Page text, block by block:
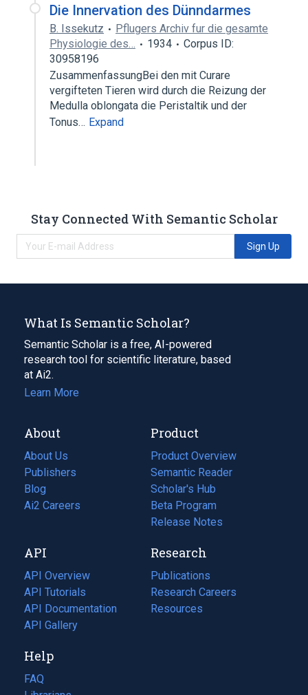
Die Innervation des Dünndarmes
B. Issekutz
Pflugers Archiv fur die gesamte
Physiologie des…
1934
Corpus ID:
30958196
ZusammenfassungBei den mit Curare
vergifteten Tieren wird durch die Reizung der
Medulla oblongata die Peristaltik und der
Tonus… Expand
Stay Connected With Semantic Scholar
Sign Up
What Is Semantic Scholar?
Semantic Scholar is a free, AI-powered
research tool for scientific literature, based
at Ai2.
Learn More
About
About Us
Publishers
Blog
(opens
in
tab)
Ai2 Careers
(opens
new
tab)
Product
Product Overview
Semantic Reader
Scholar's Hub
Beta Program
Release Notes
API
API Overview
API Tutorials
API Documentation
(opens
in
new
tab)
API Gallery
Research
Publications
(opens
in
a
Research Careers
(opens
in
Resources
(opens
Help
FAQ